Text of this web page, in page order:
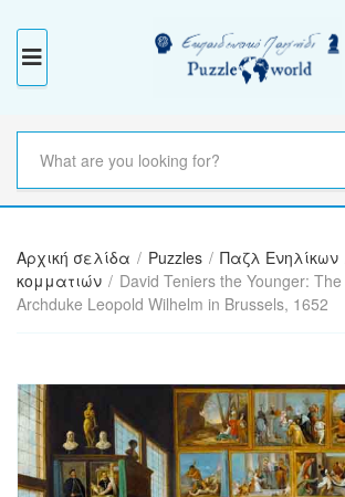
M
N
U
a
t
g
o
r
a
m
e
S
a
r
h
t
e
Αρχική σελίδα / Puzzles / Παζλ Ενηλίκων
κομματιών / David Teniers the Younger:
Archduke Leopold Wilhelm in Brussels, 1652